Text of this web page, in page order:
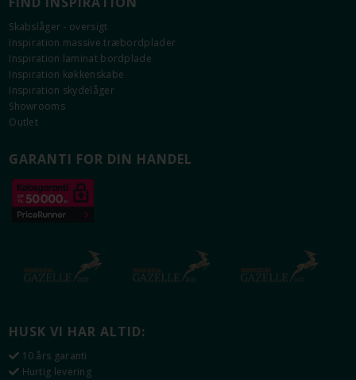
Skabslåger - oversigt
Inspiration massive træbordplader
Inspiration laminat bordplade
Inspiration køkkenskabe
Inspiration skydelåger
Showrooms
Outlet
GARANTI FOR DIN HANDEL
HUSK VI HAR ALTID:
10 års garanti
Hurtig levering